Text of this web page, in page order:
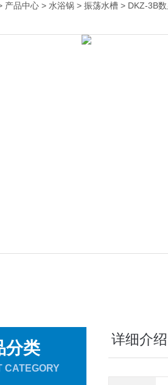
产品中心 > 水浴锅 > 振荡水槽 > DKZ-3B
分类
CATEGORY
详细介绍